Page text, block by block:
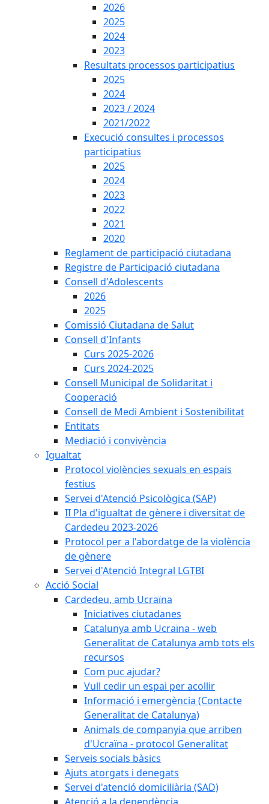
2026
2025
2024
2023
Resultats processos participatius
2025
2024
2023 / 2024
2021/2022
Execució consultes i processos
participatius
2025
2024
2023
2022
2021
2020
Reglament de participació ciutadana
Registre de Participació ciutadana
Consell d'Adolescents
2026
2025
Comissió Ciutadana de Salut
Consell d'Infants
Curs 2025-2026
Curs 2024-2025
Consell Municipal de Solidaritat i
Cooperació
Consell de Medi Ambient i Sostenibilitat
Entitats
Mediació i convivència
Igualtat
Protocol violències sexuals en espais
festius
Servei d'Atenció Psicològica (SAP)
II Pla d'igualtat de gènere i diversitat de
Cardedeu 2023-2026
Protocol per a l'abordatge de la violència
de gènere
Servei d'Atenció Integral LGTBI
Acció Social
Cardedeu, amb Ucraïna
Iniciatives ciutadanes
Catalunya amb Ucraïna - web
Generalitat de Catalunya amb tots els
recursos
Com puc ajudar?
Vull cedir un espai per acollir
Informació i emergència (Contacte
Generalitat de Catalunya)
Animals de companyia que arriben
d'Ucraïna - protocol Generalitat
Serveis socials bàsics
Ajuts atorgats i denegats
Servei d'atenció domiciliària (SAD)